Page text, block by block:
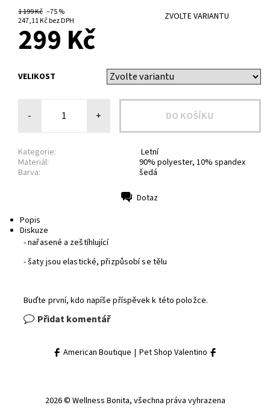
1 199 Kč –75 %
247,11 Kč bez DPH
ZVOLTE VARIANTU
299 Kč
VELIKOST
- +
Kategorie:
Letní
Materiál:
90% polyester, 10% spandex
Barva:
šedá
Dotaz
Popis
Diskuze
- nařasené a zeštíhlující
- šaty jsou elastické, přizpůsobí se tělu
Buďte první, kdo napíše příspěvek k této položce.
Přidat komentář
American Boutique | Pet Shop Valentino
2026 © Wellness Bonita, všechna práva vyhrazena